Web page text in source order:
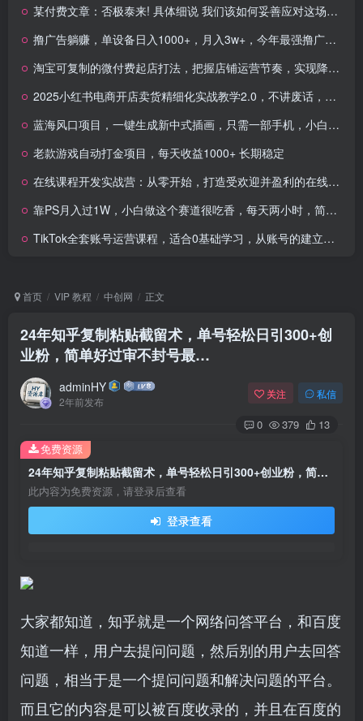
某付费文章：否极泰来! 具体细说 我们该如何妥善应对这场百年剧变!(建议收藏)
撸广告躺赚，单设备日入1000+，月入3w+，今年最强撸广告上线
淘宝可复制的微付费起店打法，把握店铺运营节奏，实现降本增效！
2025小红书电商开店卖货精细化实战教学2.0，不讲废话，小白7天快速学会，单店月利润2W
蓝海风口项目，一键生成新中式插画，只需一部手机，小白也能轻松入手，日入5张附详细教程
老款游戏自动打金项目，每天收益1000+ 长期稳定
在线课程开发实战营：从零开始，打造受欢迎并盈利的在线课程（更新）
靠PS月入过1W，小白做这个赛道很吃香，每天两小时，简单轻松且暴利
TikTok全套账号运营课程，适合0基础学习，从账号的建立，到账号的运营
首页 VIP 教程 中创网 正文
24年知乎复制粘贴截留术，单号轻松日引300+创
业粉，简单好过审不封号最…
adminHY
2年前发布
关注 私信
0 379 13
24年知乎复制粘贴截留术，单号轻松日引300+创业粉，简单好过审不封号最…
此内容为免费资源，请登录后查看
登录查看
免费资源
大家都知道，知乎就是一个网络问答平台，和百度
知道一样，用户去提问问题，然后别的用户去回答
问题，相当于是一个提问问题和解决问题的平台。
而且它的内容是可以被百度收录的，并且在百度的